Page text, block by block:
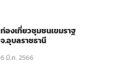
ท่องเที่ยวชุมชนเขมราฐ
จ.อุบลราชธานี
6 มี.ค. 2566